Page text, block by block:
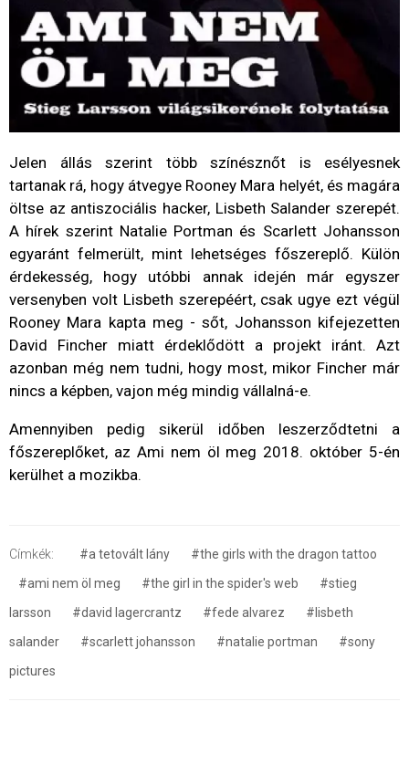
Jelen állás szerint több színésznőt is esélyesnek
tartanak rá, hogy átvegye Rooney Mara helyét, és magára
öltse az antiszociális hacker, Lisbeth Salander szerepét.
A hírek szerint Natalie Portman és Scarlett Johansson
egyaránt felmerült, mint lehetséges főszereplő. Külön
érdekesség, hogy utóbbi annak idején már egyszer
versenyben volt Lisbeth szerepéért, csak ugye ezt végül
Rooney Mara kapta meg - sőt, Johansson kifejezetten
David Fincher miatt érdeklődött a projekt iránt. Azt
azonban még nem tudni, hogy most, mikor Fincher már
nincs a képben, vajon még mindig vállalná-e.
Amennyiben pedig sikerül időben leszerződtetni a
főszereplőket, az Ami nem öl meg 2018. október 5-én
kerülhet a mozikba.
Címkék: #a tetovált lány
#the girls with the dragon tattoo
#ami nem öl meg
#the girl in the spider's web
#stieg
larsson
#david lagercrantz #fede alvarez
#lisbeth
salander
#scarlett johansson #natalie portman
#sony
pictures